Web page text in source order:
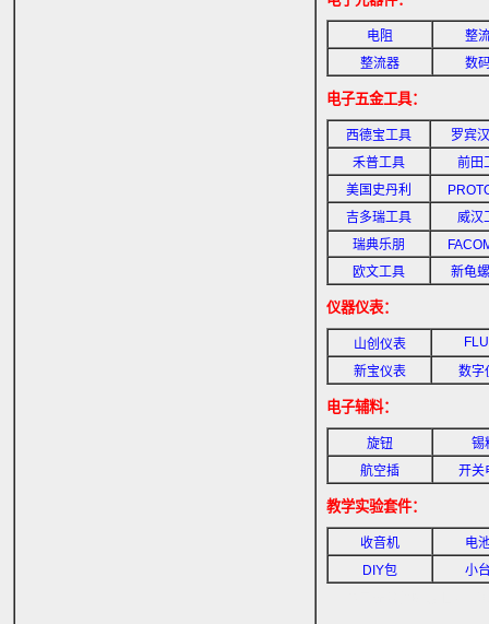
电阻
整
整流器
数
电子五金工具：
西德宝工具
罗宾
禾普工具
前田
美国史丹利
吉多瑞工具
威汉
瑞典乐朋
欧文工具
新龟
仪器仪表：
山创仪表
新宝仪表
数字
电子辅料：
旋钮
锡
航空插
开关
教学实验套件：
收音机
电
DIY包
小